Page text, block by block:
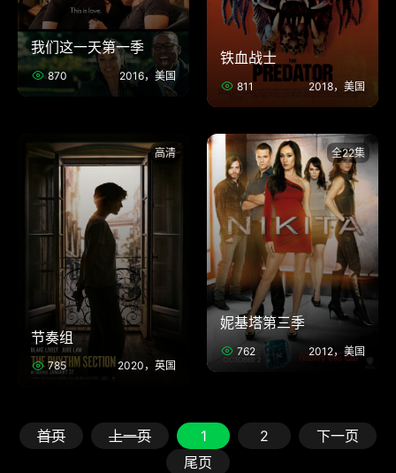
我们这一天第一季
870 2016，美国
铁血战士
811 2018，美国
高清
节奏组
785 2020，英国
全22集
妮基塔第三季
762 2012，美国
首页 上一页 1 2
下一页
尾页